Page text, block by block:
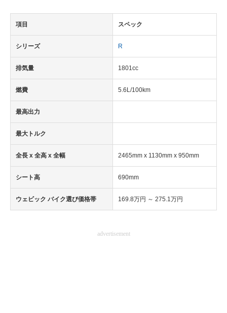
項目 スペック
シリーズ R
排気量 1801cc
燃費 5.6L/100km
最高出力
最大トルク
全長 x 全高 x 全幅 2465mm x 1130mm x 950mm
シート高 690mm
ウェビック バイク選び価格帯 169.8万円 ～ 275.1万円
advertisement